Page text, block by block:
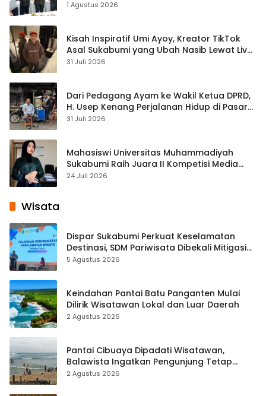
1 Agustus 2026
Kisah Inspiratif Umi Ayoy, Kreator TikTok
Asal Sukabumi yang Ubah Nasib Lewat Live
Streaming
31 Juli 2026
Dari Pedagang Ayam ke Wakil Ketua DPRD,
H. Usep Kenang Perjalanan Hidup di Pasar
Cisaat
31 Juli 2026
Mahasiswi Universitas Muhammadiyah
Sukabumi Raih Juara II Kompetisi Media
Pembelajaran Digital Tingkat Internasional
24 Juli 2026
Wisata
Dispar Sukabumi Perkuat Keselamatan
Destinasi, SDM Pariwisata Dibekali Mitigasi
hingga Teknik Evakuasi
5 Agustus 2026
Keindahan Pantai Batu Panganten Mulai
Dilirik Wisatawan Lokal dan Luar Daerah
2 Agustus 2026
Pantai Cibuaya Dipadati Wisatawan,
Balawista Ingatkan Pengunjung Tetap
Waspada
2 Agustus 2026